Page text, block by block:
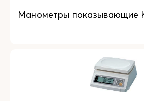
Манометры показывающие